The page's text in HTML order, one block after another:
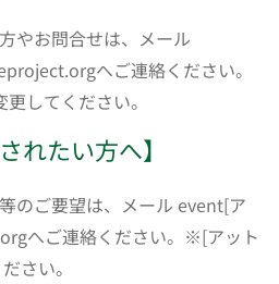
やお問合せは、メール
へご連絡ください。
してください。
れたい方へ】
のご要望は、メール event[ア
へご連絡ください。※[アット
さい。